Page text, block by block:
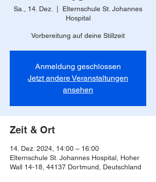
Sa., 14. Dez.
Elternschule St. Johannes
Hospital
Vorbereitung auf deine Stillzeit
Anmeldung geschlossen
Jetzt andere Veranstaltungen
ansehen
Zeit & Ort
14. Dez. 2024, 14:00 – 16:00
Elternschule St. Johannes Hospital, Hoher
Wall 14-18, 44137 Dortmund, Deutschland